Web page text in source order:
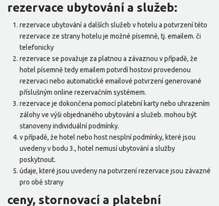
rezervace ubytování a služeb:
rezervace ubytování a dalších služeb v hotelu a potvrzení této
rezervace ze strany hotelu je možné písemně, tj. emailem. či
telefonicky
rezervace se považuje za platnou a závaznou v případě, že
hotel písemně tedy emailem potvrdí hostovi provedenou
rezervaci nebo automatické emailové potvrzení generované
příslušným online rezervačním systémem.
rezervace je dokončena pomocí platební karty nebo uhrazením
zálohy ve výši objednaného ubytování a služeb. mohou být
stanoveny individuální podmínky.
v případě, že hotel nebo host nesplní podmínky, které jsou
uvedeny v bodu 3., hotel nemusí ubytování a služby
poskytnout.
údaje, které jsou uvedeny na potvrzení rezervace jsou závazné
pro obě strany
ceny, stornovací a platební